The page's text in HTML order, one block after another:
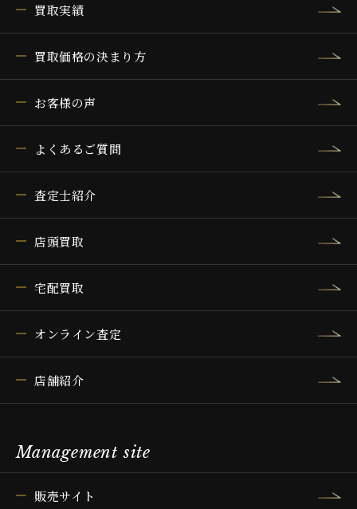
買取実績
買取価格の決まり方
お客様の声
よくあるご質問
査定士紹介
店頭買取
宅配買取
オンライン査定
店舗紹介
Management site
販売サイト